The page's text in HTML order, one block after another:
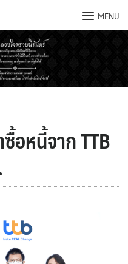
MENU
อหนี้จาก TTB